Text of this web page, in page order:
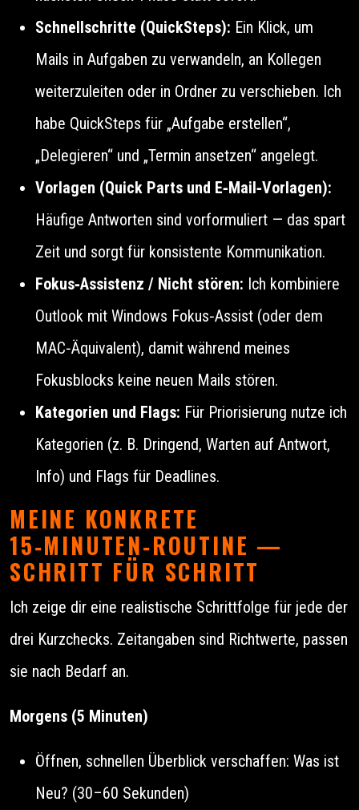
Schnellschritte (QuickSteps): Ein Klick, um
Mails in Aufgaben zu verwandeln, an Kollegen
weiterzuleiten oder in Ordner zu verschieben. Ich
habe QuickSteps für „Aufgabe erstellen“,
„Delegieren“ und „Termin ansetzen“ angelegt.
Vorlagen (Quick Parts und E‑Mail‑Vorlagen):
Häufige Antworten sind vorformuliert — das spart
Zeit und sorgt für konsistente Kommunikation.
Fokus‑Assistenz / Nicht stören: Ich kombiniere
Outlook mit Windows Fokus‑Assist (oder dem
MAC‑Äquivalent), damit während meines
Fokusblocks keine neuen Mails stören.
Kategorien und Flags: Für Priorisierung nutze ich
Kategorien (z. B. Dringend, Warten auf Antwort,
Info) und Flags für Deadlines.
MEINE KONKRETE
15‑MINUTEN‑ROUTINE —
SCHRITT FÜR SCHRITT
Ich zeige dir eine realistische Schrittfolge für jede der
drei Kurzchecks. Zeitangaben sind Richtwerte, passen
sie nach Bedarf an.
Morgens (5 Minuten)
Öffnen, schnellen Überblick verschaffen: Was ist
Neu? (30–60 Sekunden)